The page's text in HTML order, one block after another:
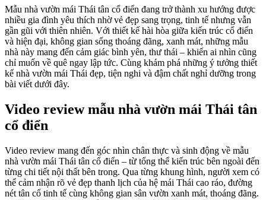
Mẫu nhà vườn mái Thái tân cổ điển đang trở thành xu hướng được
nhiều gia đình yêu thích nhờ vẻ đẹp sang trọng, tinh tế nhưng vẫn
gần gũi với thiên nhiên. Với thiết kế hài hòa giữa kiến trúc cổ điển
và hiện đại, không gian sống thoáng đãng, xanh mát, những mẫu
nhà này mang đến cảm giác bình yên, thư thái – khiến ai nhìn cũng
chỉ muốn về quê ngay lập tức. Cùng khám phá những ý tưởng thiết
kế nhà vườn mái Thái đẹp, tiện nghi và đậm chất nghỉ dưỡng trong
bài viết dưới đây.
Video review mẫu nhà vườn mái Thái tân
cổ điển
Video review mang đến góc nhìn chân thực và sinh động về mẫu
nhà vườn mái Thái tân cổ điển – từ tổng thể kiến trúc bên ngoài đến
từng chi tiết nội thất bên trong. Qua từng khung hình, người xem có
thể cảm nhận rõ vẻ đẹp thanh lịch của hệ mái Thái cao ráo, đường
nét tân cổ tinh tế cùng không gian sân vườn xanh mát, thoáng đãng.